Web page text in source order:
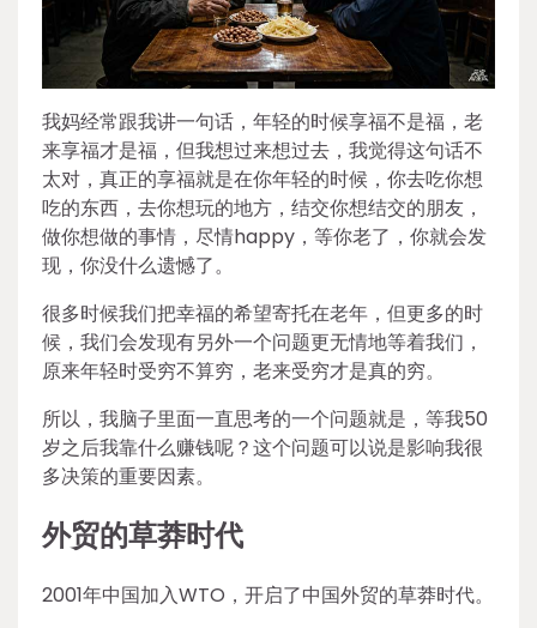
我妈经常跟我讲一句话，年轻的时候享福不是福，老
来享福才是福，但我想过来想过去，我觉得这句话不
太对，真正的享福就是在你年轻的时候，你去吃你想
吃的东西，去你想玩的地方，结交你想结交的朋友，
做你想做的事情，尽情happy，等你老了，你就会发
现，你没什么遗憾了。
很多时候我们把幸福的希望寄托在老年，但更多的时
候，我们会发现有另外一个问题更无情地等着我们，
原来年轻时受穷不算穷，老来受穷才是真的穷。
所以，我脑子里面一直思考的一个问题就是，等我50
岁之后我靠什么赚钱呢？这个问题可以说是影响我很
多决策的重要因素。
外贸的草莽时代
2001年中国加入WTO，开启了中国外贸的草莽时代。